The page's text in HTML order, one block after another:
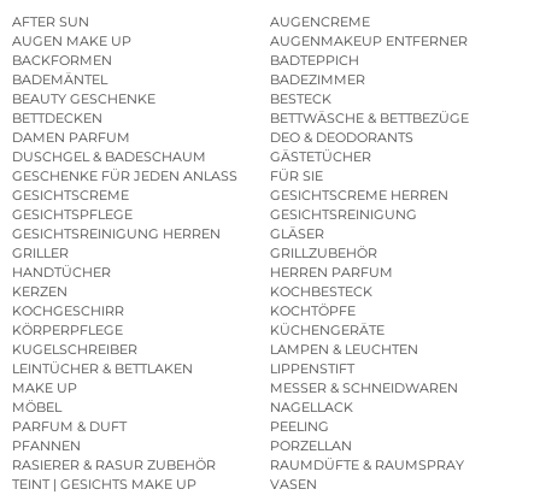
AFTER SUN
AUGENCREME
AUGEN MAKE UP
AUGENMAKEUP ENTFERNER
BACKFORMEN
BADTEPPICH
BADEMÄNTEL
BADEZIMMER
BEAUTY GESCHENKE
BESTECK
BETTDECKEN
BETTWÄSCHE & BETTBEZÜGE
DAMEN PARFUM
DEO & DEODORANTS
DUSCHGEL & BADESCHAUM
GÄSTETÜCHER
GESCHENKE FÜR JEDEN ANLASS
FÜR SIE
GESICHTSCREME
GESICHTSCREME HERREN
GESICHTSPFLEGE
GESICHTSREINIGUNG
GESICHTSREINIGUNG HERREN
GLÄSER
GRILLER
GRILLZUBEHÖR
HANDTÜCHER
HERREN PARFUM
KERZEN
KOCHBESTECK
KOCHGESCHIRR
KOCHTÖPFE
KÖRPERPFLEGE
KÜCHENGERÄTE
KUGELSCHREIBER
LAMPEN & LEUCHTEN
LEINTÜCHER & BETTLAKEN
LIPPENSTIFT
MAKE UP
MESSER & SCHNEIDWAREN
MÖBEL
NAGELLACK
PARFUM & DUFT
PEELING
PFANNEN
PORZELLAN
RASIERER & RASUR ZUBEHÖR
RAUMDÜFTE & RAUMSPRAY
TEINT | GESICHTS MAKE UP
VASEN